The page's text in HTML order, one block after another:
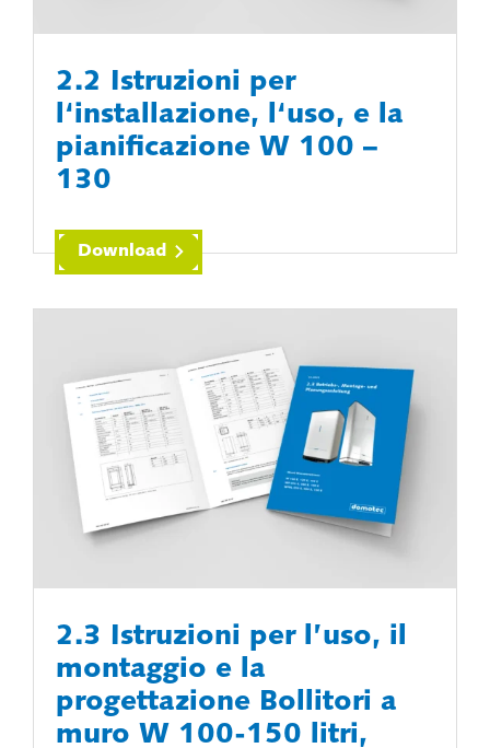
2.2 Istruzioni per
l‘installazione, l‘uso, e la
pianificazione W 100 –
130
Download
2.3 Istruzioni per l’uso, il
montaggio e la
progettazione Bollitori a
muro W 100-150 litri,